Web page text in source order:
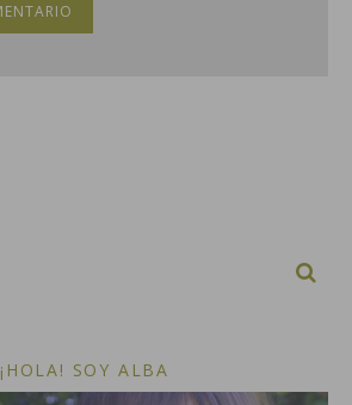
¡HOLA! SOY ALBA